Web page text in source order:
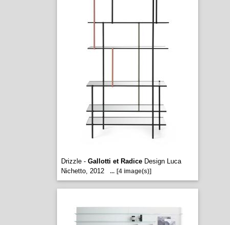
Drizzle - Gallotti et RadiceDesign Luca
Nichetto, 2012
... [4 image(s)]